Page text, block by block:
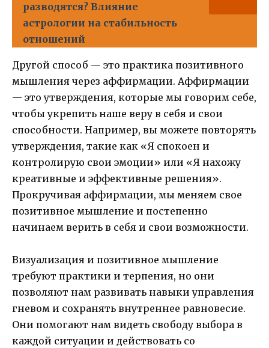
разводятся? Влияние
астрологии на стабильность
отношений
Другой способ — это практика позитивного
мышления через аффирмации. Аффирмации
— это утверждения, которые мы говорим себе,
чтобы укрепить наше веру в себя и свои
способности. Например, вы можете повторять
утверждения, такие как «Я спокоен и
контролирую свои эмоции» или «Я нахожу
креативные и эффективные решения».
Прокручивая аффирмации, мы меняем свое
позитивное мышление и постепенно
начинаем верить в себя и свои возможности.
Визуализация и позитивное мышление
требуют практики и терпения, но они
позволяют нам развивать навыки управления
гневом и сохранять внутреннее равновесие.
Они помогают нам видеть свободу выбора в
каждой ситуации и действовать со